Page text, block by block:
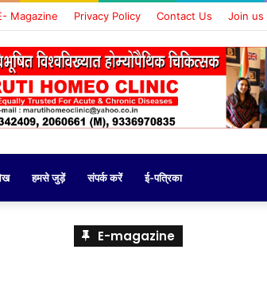
Magazine Privacy Policy Contact Us Join us
हमसे जुड़ें संपर्क करें ई-पत्रिका
E-magazine